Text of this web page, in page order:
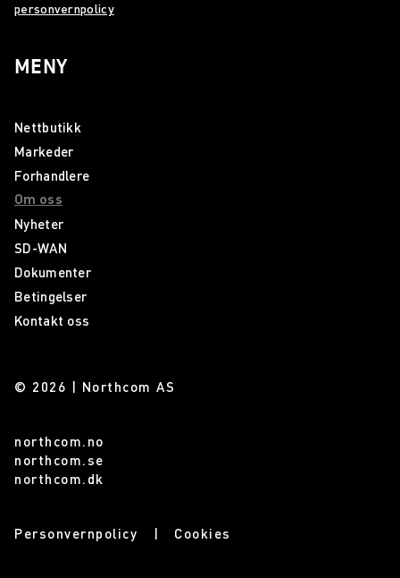
personvernpolicy
MENY
Nettbutikk
Markeder
Forhandlere
Om oss
Nyheter
SD-WAN
Dokumenter
Betingelser
Kontakt oss
© 2026 | Northcom AS
northcom.no
northcom.se
northcom.dk
Personvernpolicy Cookies